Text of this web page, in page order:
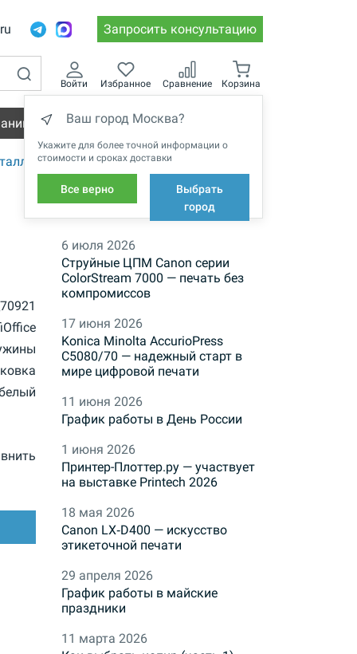
Запросить консультацию
Войти Избранное Сравнение Корзина
Ваш город Москва?
Укажите для более точной информации о
стоимости и сроках доставки
Все верно
Выбрать
город
Вакансии
НОВОСТИ
6 июля 2026
Струйные ЦПМ Canon серии
ColorStream 7000 — печать без
компромиссов
17 июня 2026
Konica Minolta AccurioPress
C5080/70 — надежный старт в
мире цифровой печати
11 июня 2026
График работы в День России
1 июня 2026
Принтер-Плоттер.ру — участвует
на выставке Printech 2026
18 мая 2026
Canon LX‑D400 — искусство
этикеточной печати
29 апреля 2026
График работы в майские
праздники
11 марта 2026